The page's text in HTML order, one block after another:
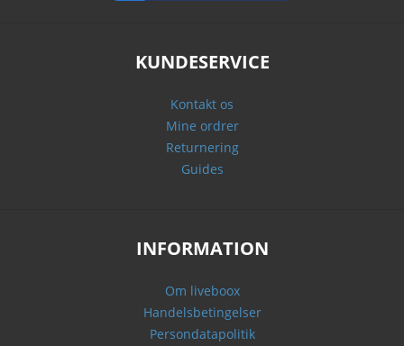
KUNDESERVICE
Kontakt os
Mine ordrer
Returnering
Guides
INFORMATION
Om liveboox
Handelsbetingelser
Persondatapolitik